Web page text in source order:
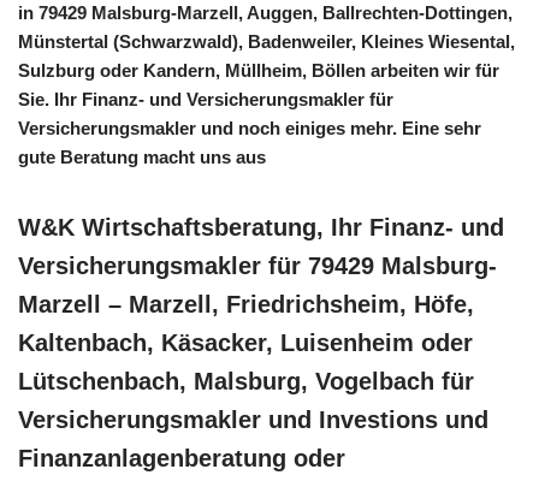
in 79429 Malsburg-Marzell, Auggen, Ballrechten-Dottingen,
Münstertal (Schwarzwald), Badenweiler, Kleines Wiesental,
Sulzburg oder Kandern, Müllheim, Böllen arbeiten wir für
Sie. Ihr Finanz- und Versicherungsmakler für
Versicherungsmakler und noch einiges mehr. Eine sehr
gute Beratung macht uns aus
W&K Wirtschaftsberatung, Ihr Finanz- und
Versicherungsmakler für 79429 Malsburg-
Marzell – Marzell, Friedrichsheim, Höfe,
Kaltenbach, Käsacker, Luisenheim oder
Lütschenbach, Malsburg, Vogelbach für
Versicherungsmakler und Investions und
Finanzanlagenberatung oder